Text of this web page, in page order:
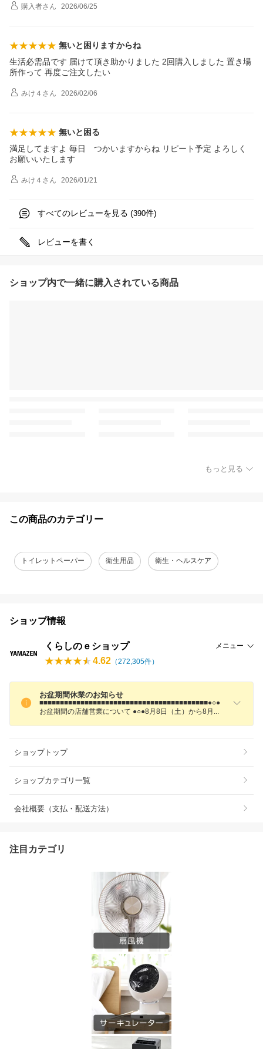
購入者さん 2026/06/25
無いと困りますからね
生活必需品です 届けて頂き助かりました 2回購入しました 置き場
所作って 再度ご注文したい
みけ４ さん 2026/02/06
無いと困る
満足してますよ 毎日 つかいますからね リピート予定 よろしく
お願いいたします
みけ４ さん 2026/01/21
すべてのレビューを見る (390件)
レビューを書く
ショップ内で一緒に購入されている商品
もっと見る
この商品のカテゴリー
トイレットペーパー 衛生用品 衛生・ヘルスケア
ショップ情報
くらしのｅショップ メニュー
4.62 （272,305件）
お盆期間休業のお知らせ
■■■■■■■■■■■■■■■■■■■■■■■■■■■■■■■■■■■■■■■■■●○●
お盆期間の店舗営業について ●○●8月8日（土）から8月
ショップトップ
ショップカテゴリ一覧
会社概要（支払・配送方法）
注目カテゴリ